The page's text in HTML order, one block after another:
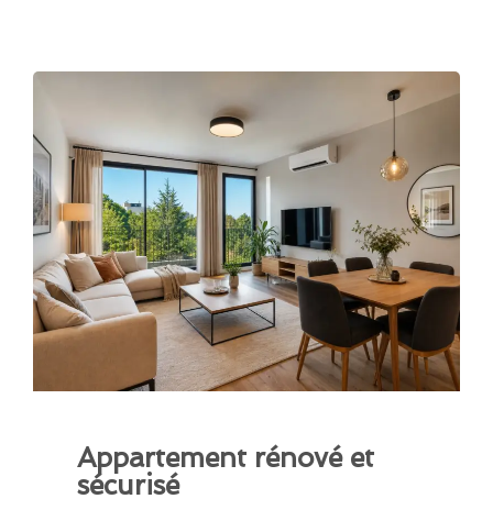
Appartement rénové et
sécurisé